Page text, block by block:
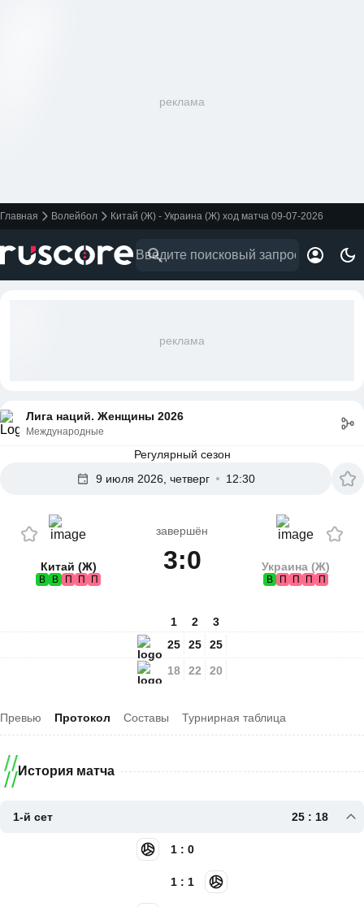
реклама
Главная Волейбол Китай (Ж) - Украина (Ж) ход матча 09-07-2026
реклама
Лига наций. Женщины 2026
Международные
Регулярный сезон
9 июля 2026, четверг
12:30
Китай (Ж)
В В П П П
завершён
3:0 Украина (Ж)
В П П П П
1
25
18
2
25
22
3
25
20
Превью Протокол Составы Турнирная таблица
История матча
1-й сет 25 : 18
1 : 0
1 : 1